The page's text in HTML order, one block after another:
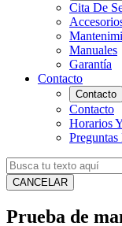
Cita De
Manuales
Garantía
Contacto
Contacto
Contacto
Horarios
Preguntas
CANCELAR
Prueba de